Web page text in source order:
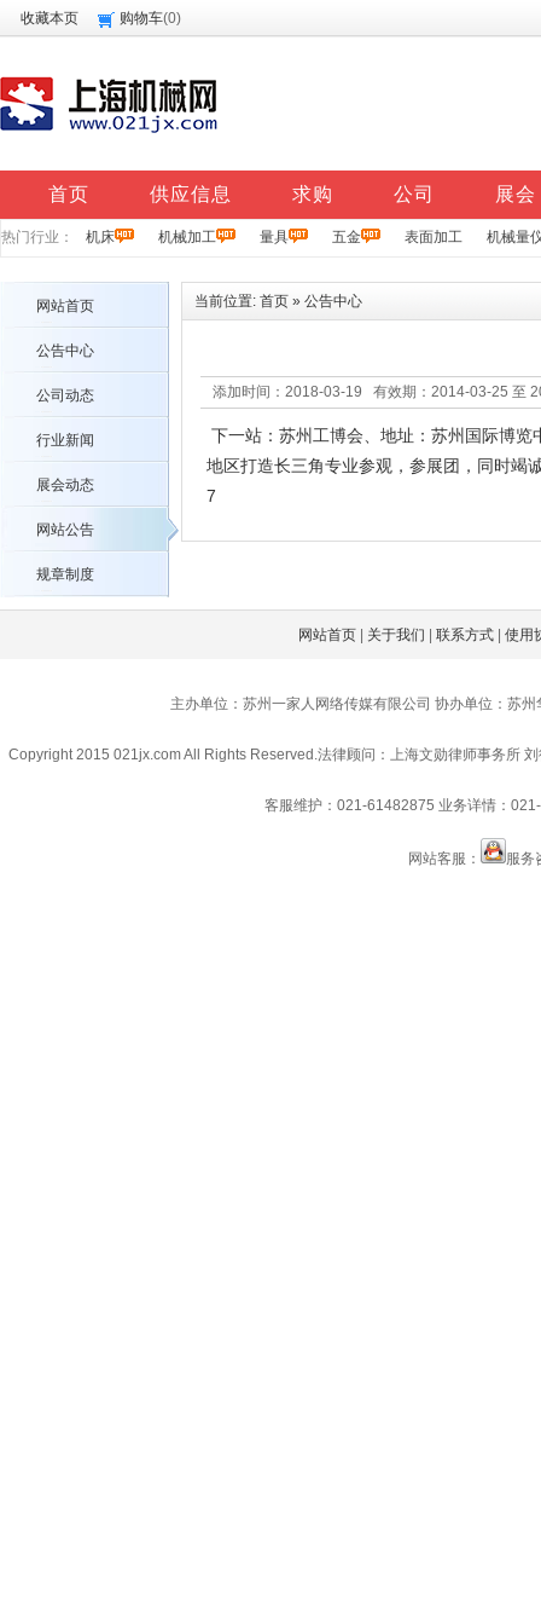
收藏本页 购物车(0)
首页 供应信息 求购 公司 展会
热门行业： 机床 机械加工 量具 五金 表面加工 机械量
网站首页
公告中心
公司动态
行业新闻
展会动态
网站公告
规章制度
当前位置: 首页 » 公告中心
添加时间：2018-03-19 有效期：2014-03-25 至
下一站：苏州工博会、地址：苏州国际博
地区打造长三角专业参观，参展团，同时竭
7
网站首页 关于我们 |联系方式 |使用
主办单位：苏州一家人网络传媒有限公司 协办单位：苏
Copyright 2015 021jx.com All Rights Reserved.法律顾问：上海文勋律师事务所
客服维护：021-61482875 业务详情：
网站客服： 服务